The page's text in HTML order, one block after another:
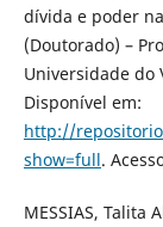
dívida e poder
(Doutorado) –
Universidade do
Disponível em:
http://
show=full.
MESSIAS, Talita